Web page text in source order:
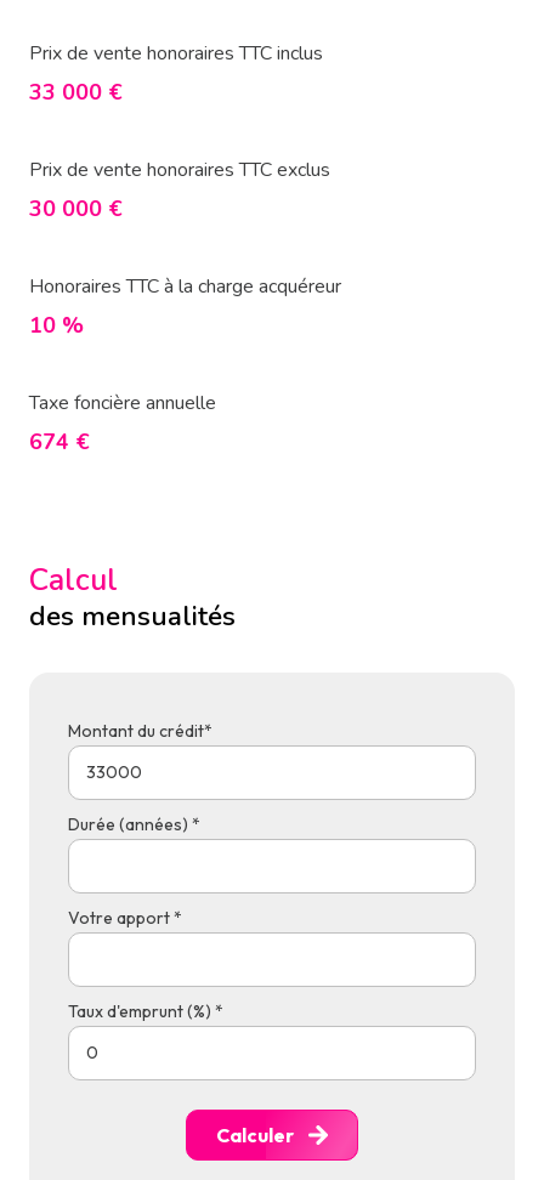
Prix de vente honoraires TTC inclus
33 000 €
Prix de vente honoraires TTC exclus
30 000 €
Honoraires TTC à la charge acquéreur
10 %
Taxe foncière annuelle
674 €
Calcul
des mensualités
Montant du crédit*
Durée (années) *
Votre apport *
Taux d'emprunt (%) *
Calculer